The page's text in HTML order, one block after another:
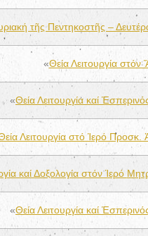
τῆς Πεντηκοστῆς –
«Θεία Λειτουργία στόν
«Θεία Λειτουργία καί
Λειτουργία στό Ἱερό Προσκ.
καί Δοξολογία στόν Ἱερό
«Θεία Λειτουργία καί